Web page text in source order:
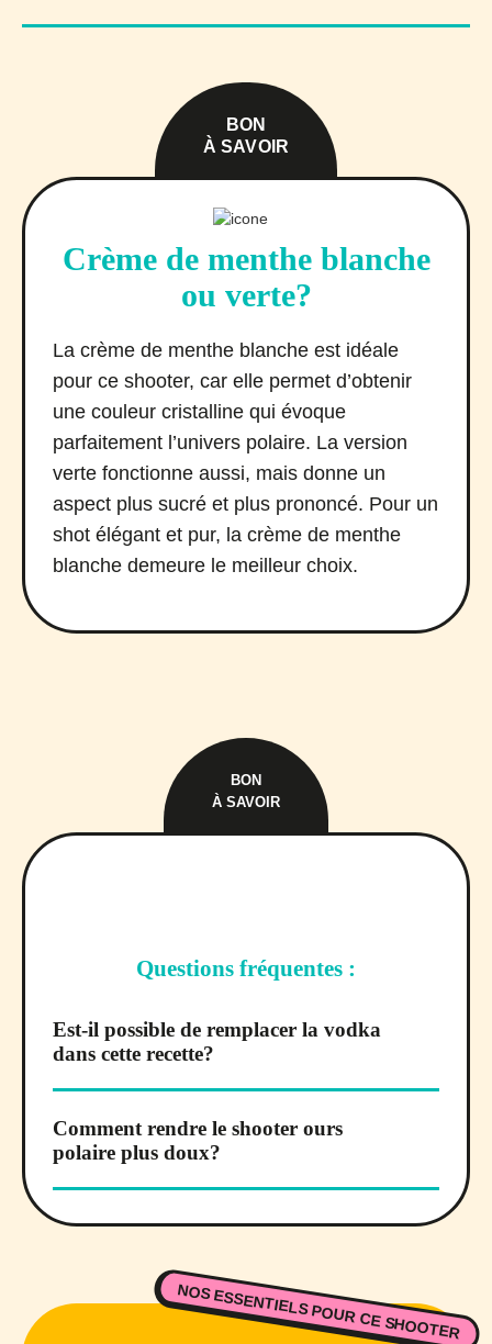
BON
À SAVOIR
Crème de menthe blanche
ou verte?
La crème de menthe blanche est idéale
pour ce shooter, car elle permet d’obtenir
une couleur cristalline qui évoque
parfaitement l’univers polaire. La version
verte fonctionne aussi, mais donne un
aspect plus sucré et plus prononcé. Pour un
shot élégant et pur, la crème de menthe
blanche demeure le meilleur choix.
BON
À SAVOIR
Questions fréquentes :
Est-il possible de remplacer la vodka
dans cette recette?
Comment rendre le shooter ours
polaire plus doux?
NOS ESSENTIELS POUR CE SHOOTER